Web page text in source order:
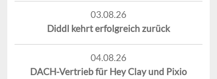
03.08.26
Diddl kehrt erfolgreich zurück
04.08.26
DACH-Vertrieb für Hey Clay und Pixio